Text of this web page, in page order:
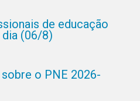
de educação
dia (06/8)
o PNE 2026-